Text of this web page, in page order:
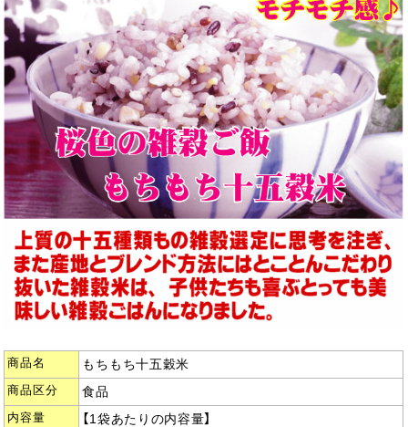
商品名 もちもち十五穀米
商品区分 食品
内容量
【1袋あたりの内容量】